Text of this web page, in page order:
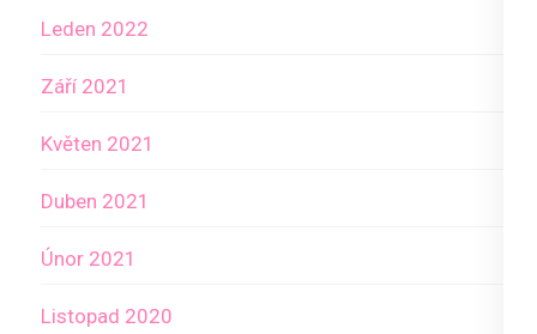
Leden 2022
Září 2021
Květen 2021
Duben 2021
Únor 2021
Listopad 2020